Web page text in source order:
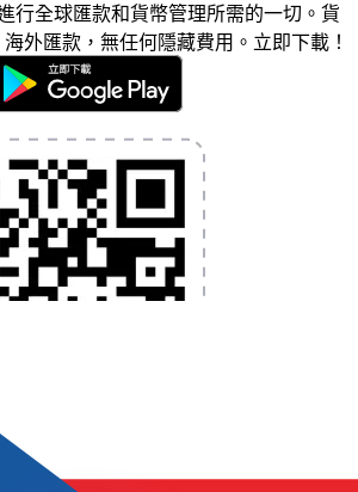
行全球匯款和貨幣管理所需的一切。貨
外匯款，無任何隱藏費用。立即下載！